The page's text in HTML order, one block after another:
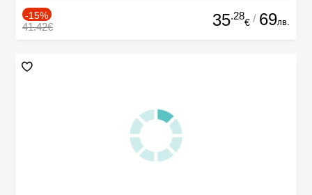
-15%
41.42€ 35.28
€ / 69лв.